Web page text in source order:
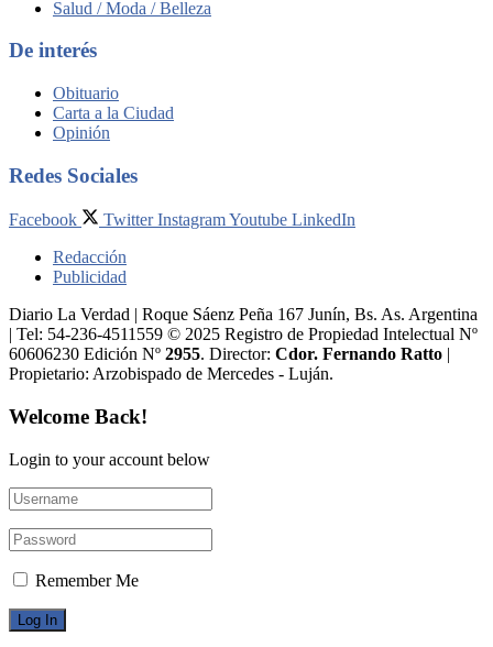
Salud / Moda / Belleza
De interés
Obituario
Carta a la Ciudad
Opinión
Redes Sociales
Facebook Twitter InstagramYoutube LinkedIn
Redacción
Publicidad
Diario La Verdad | Roque Sáenz Peña 167 Junín, Bs. As. Argentina
| Tel: 54-236-4511559 © 2025 Registro de Propiedad Intelectual Nº
60606230 Edición Nº 2955. Director:​ Cdor. Fernando Ratto |
Propietario:​ Arzobispado de Mercedes - Luján.
Welcome Back!
Login to your account below
Remember Me